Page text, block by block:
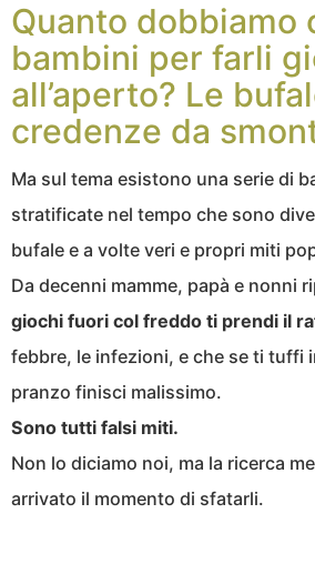
Quanto dobbiamo
bambini per farli
all’aperto? Le
credenze da
Ma sul tema esistono una serie di
stratificate nel tempo che sono
bufale e a volte veri e propri miti
Da decenni mamme, papà e nonni
giochi fuori col freddo ti prendi il
febbre, le infezioni, e che se ti tuffi
pranzo finisci malissimo.
Sono tutti falsi miti.
Non lo diciamo noi, ma la ricerca
arrivato il momento di sfatarli.